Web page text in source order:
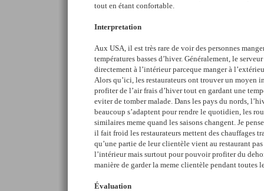
tout en étant confortable.
Interpretation
Aux USA, il est très rare de voir des personnes
températures basses d’hiver. Généralement, le
directement à l’intérieur parceque manger à
Alors qu’ici, les restaurateurs ont trouver un moyen
profiter de l’air frais d’hiver tout en gardant une
eviter de tomber malade. Dans les pays du nords,
beaucoup s’adaptent pour rendre le quotidien, les
similaires meme quand les saisons changent. Je
il fait froid les restaurateurs mettent des chauffages
qu’une partie de leur clientèle vient au restaurant
l’intérieur mais surtout pour pouvoir profiter du
manière de garder la meme clientèle pendant toutes
Évaluation